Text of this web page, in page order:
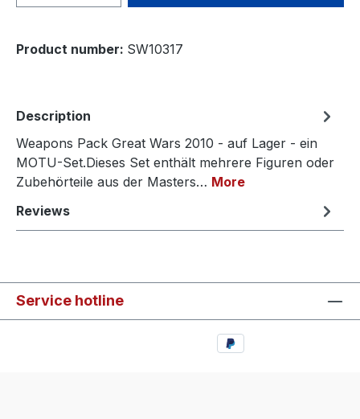
Product number: SW10317
Description
Weapons Pack Great Wars 2010 - auf Lager - ein
MOTU-Set.Dieses Set enthält mehrere Figuren oder
Zubehörteile aus der Masters… More
Reviews
Service hotline